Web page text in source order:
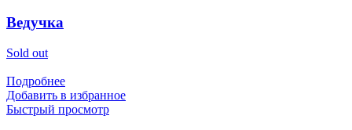
Ведучка
Sold out
Подробнее
Добавить в избранное
Быстрый просмотр